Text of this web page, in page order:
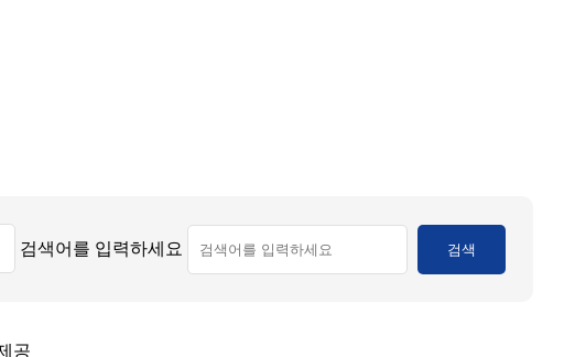
검색어를 입력하세요 검색
공